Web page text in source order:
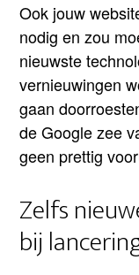
Ook jouw
nodig en zou
nieuwste
vernieuwingen
gaan
de Google zee
geen prettig
Zelfs
bij